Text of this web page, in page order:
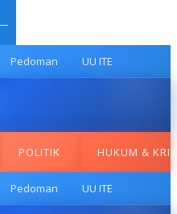
Pedoman UU ITE
POLITIK HUKUM &
Pedoman UU ITE